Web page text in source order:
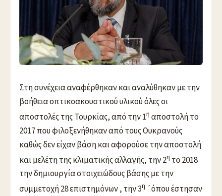
Στη συνέχεια αναφέρθηκαν και αναλύθηκαν με την
βοήθεια οπτικοακουστικού υλικού όλες οι
αποστολές της Τουρκίας, από την 1η αποστολή το
2017 που φιλοξενήθηκαν από τους Ουκρανούς
καθώς δεν είχαν βάση και αφορούσε την αποστολή
και μελέτη της κλιματικής αλλαγής, την 2η το 2018
την δημιουργία στοιχειώδους βάσης με την
συμμετοχή 28 επιστημόνων , την 3η ΄όπου έστησαν